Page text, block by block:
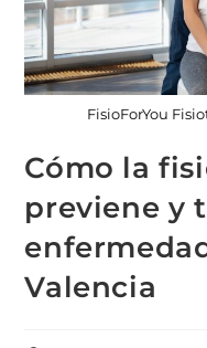
FisioForYou
Cómo la
previene y
Valencia